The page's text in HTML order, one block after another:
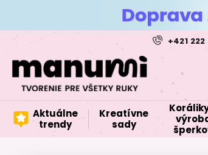
+421 222
Aktuálne
trendy
Kreatívne
sady